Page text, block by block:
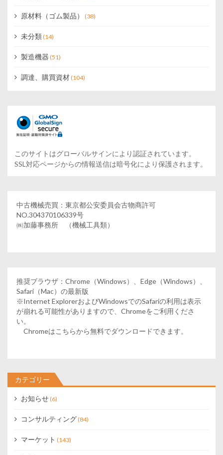
原材料（ゴム製品） (38)
未分類(14)
製造機器 (51)
調達、購買資材(104)
このサイトはグローバルサインにより認証されています。
SSL対応ページからの情報送信は暗号化により保護されます。
中古機械売買：東京都公安委員会古物商許可
NO.304370106339号
㈱加藤事務所 （機械工具類）
推奨ブラウザ：Chrome（Windows）、Edge（Windows）、
Safari（Mac）の最新版
※Internet ExplorerおよびWindowsでのSafariの利用は表示
が崩れる可能性がありますので、Chromeをご利用くださ
い。
Chromeはこちらから無料でダウンロードできます。
カテゴリー
お知らせ(6)
コンサルティング(84)
マーケット (143)